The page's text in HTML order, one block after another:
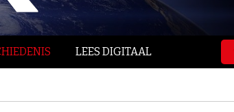
LEES DIGITAAL